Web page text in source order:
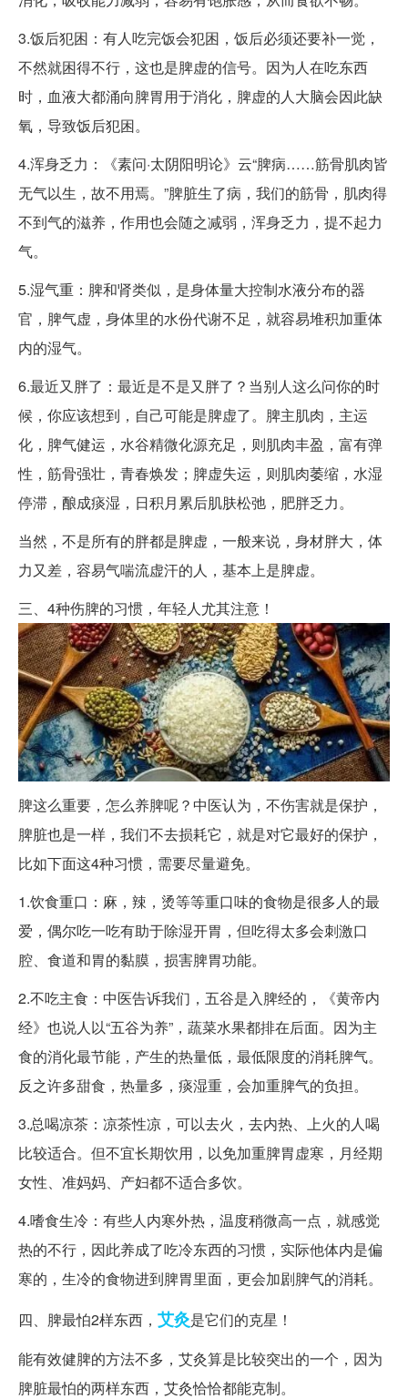
3.饭后犯困：有人吃完饭会犯困，饭后必须还要补一觉，
不然就困得不行，这也是脾虚的信号。因为人在吃东西
时，血液大都涌向脾胃用于消化，脾虚的人大脑会因此缺
氧，导致饭后犯困。
4.浑身乏力：《素问·太阴阳明论》云“脾病……筋骨肌肉皆
无气以生，故不用焉。”脾脏生了病，我们的筋骨，肌肉得
不到气的滋养，作用也会随之减弱，浑身乏力，提不起力
气。
5.湿气重：脾和肾类似，是身体量大控制水液分布的器
官，脾气虚，身体里的水份代谢不足，就容易堆积加重体
内的湿气。
6.最近又胖了：最近是不是又胖了？当别人这么问你的时
候，你应该想到，自己可能是脾虚了。脾主肌肉，主运
化，脾气健运，水谷精微化源充足，则肌肉丰盈，富有弹
性，筋骨强壮，青春焕发；脾虚失运，则肌肉萎缩，水湿
停滞，酿成痰湿，日积月累后肌肤松弛，肥胖乏力。
当然，不是所有的胖都是脾虚，一般来说，身材胖大，体
力又差，容易气喘流虚汗的人，基本上是脾虚。
三、4种伤脾的习惯，年轻人尤其注意！
脾这么重要，怎么养脾呢？中医认为，不伤害就是保护，
脾脏也是一样，我们不去损耗它，就是对它最好的保护，
比如下面这4种习惯，需要尽量避免。
1.饮食重口：麻，辣，烫等等重口味的食物是很多人的最
爱，偶尔吃一吃有助于除湿开胃，但吃得太多会刺激口
腔、食道和胃的黏膜，损害脾胃功能。
2.不吃主食：中医告诉我们，五谷是入脾经的，《黄帝内
经》也说人以“五谷为养”，蔬菜水果都排在后面。因为主
食的消化最节能，产生的热量低，最低限度的消耗脾气。
反之许多甜食，热量多，痰湿重，会加重脾气的负担。
3.总喝凉茶：凉茶性凉，可以去火，去内热、上火的人喝
比较适合。但不宜长期饮用，以免加重脾胃虚寒，月经期
女性、准妈妈、产妇都不适合多饮。
4.嗜食生冷：有些人内寒外热，温度稍微高一点，就感觉
热的不行，因此养成了吃冷东西的习惯，实际他体内是偏
寒的，生冷的食物进到脾胃里面，更会加剧脾气的消耗。
四、脾最怕2样东西， 艾灸是它们的克星！
能有效健脾的方法不多，艾灸算是比较突出的一个，因为
脾脏最怕的两样东西，艾灸恰恰都能克制。